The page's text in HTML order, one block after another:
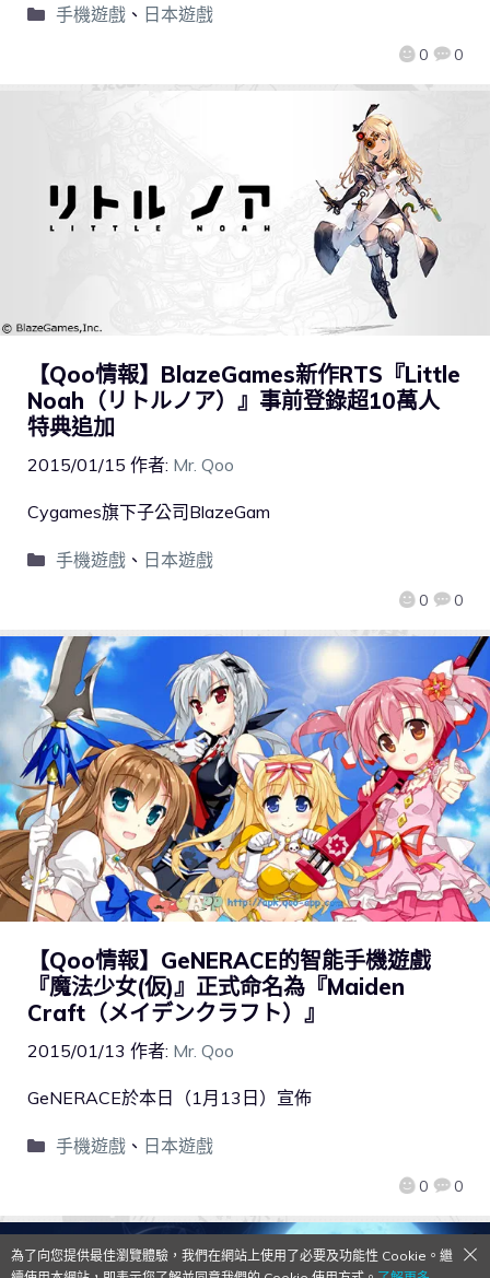
0 0
手機遊戲、 日本遊戲
【Qoo情報】BlazeGames新作RTS『Little
Noah（リトルノア）』事前登錄超10萬人
特典追加
2015/01/15 作者: Mr. Qoo
0 0
Cygames旗下子公司BlazeGam
手機遊戲、 日本遊戲
【Qoo情報】GeNERACE的智能手機遊戲
『魔法少女(仮)』正式命名為『Maiden
Craft（メイデンクラフト）』
2015/01/13 作者: Mr. Qoo
0 0
GeNERACE於本日（1月13日）宣佈
手機遊戲、 日本遊戲
為了向您提供最佳瀏覽體驗，我們在網站上使用了必要及功能性 Cookie。繼